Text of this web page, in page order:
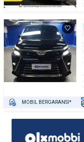
MOBIL BERGARANSI*